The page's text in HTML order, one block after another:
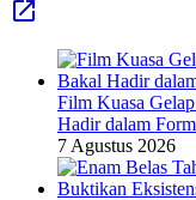
Film Kuasa
Hadir dalam
7 Agustus 2026